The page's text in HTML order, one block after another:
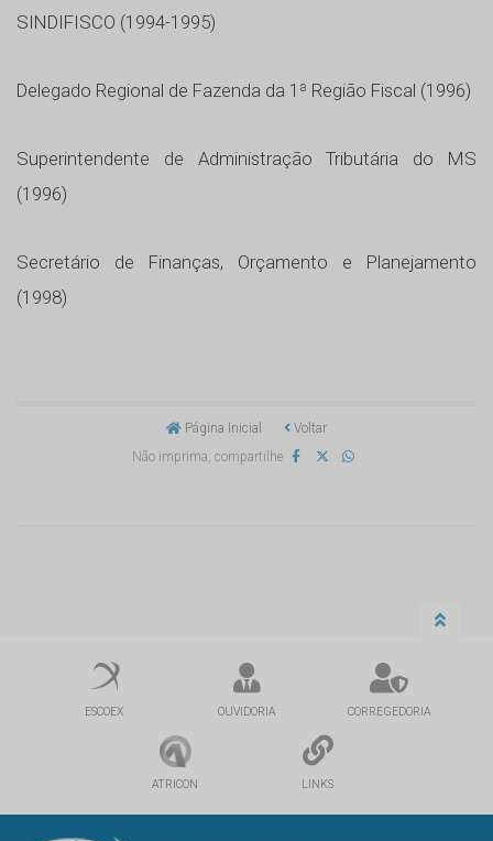
SINDIFISCO (1994-1995)
Delegado Regional de Fazenda da 1ª Região Fiscal (1996)
Superintendente de Administração Tributária do MS
(1996)
Secretário de Finanças, Orçamento e Planejamento
(1998)
Página Inicial
Voltar
Não imprima, compartilhe
ESCOEX OUVIDORIA CORREGEDORIA
ATRICON LINKS